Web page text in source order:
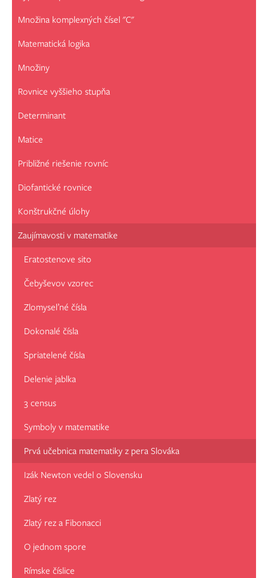
Množina komplexných čísel "C"
Matematická logika
Množiny
Rovnice vyššieho stupňa
Determinant
Matice
Približné riešenie rovníc
Diofantické rovnice
Konštrukčné úlohy
Zaujímavosti v matematike
Eratostenove sito
Čebyševov vzorec
Zlomyseľné čísla
Dokonalé čísla
Spriatelené čísla
Delenie jablka
3 census
Symboly v matematike
Prvá učebnica matematiky z pera Slováka
Izák Newton vedel o Slovensku
Zlatý rez
Zlatý rez a Fibonacci
O jednom spore
Rímske číslice